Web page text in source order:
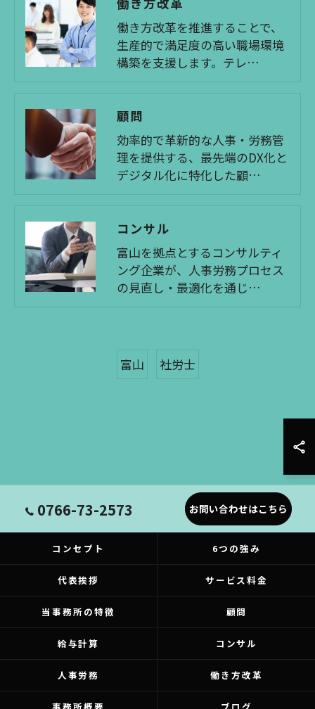
働き方改革を推進することで、
生産的で満足度の高い職場環境
構築を支援します。テレ…
顧問
効率的で革新的な人事・労務管
理を提供する、最先端のDX化と
デジタル化に特化した顧…
コンサル
富山を拠点とするコンサルティ
ング企業が、人事労務プロセス
の見直し・最適化を通じ…
富山 社労士
0766-73-2573 お問い合わせはこちら
コンセプト 6つの強み
代表挨拶 サービス料金
当事務所の特徴 顧問
給与計算 コンサル
人事労務 働き方改革